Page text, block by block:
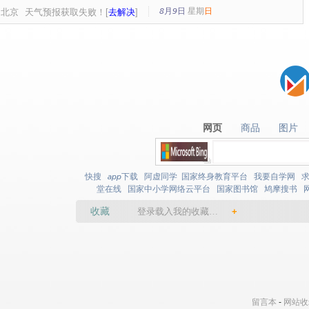
北京 天气预报获取失败！[去解决] 8月9日 星期 日
网页
网页 商品
商品 图片
图片
快搜 app下载 阿虚同学 国家终身教育平台 我要自学网
堂在线
国家中小学网络云平台 国家图书馆 鸠摩搜书
收藏 登录载入我的收藏… +
留言本 - 网站